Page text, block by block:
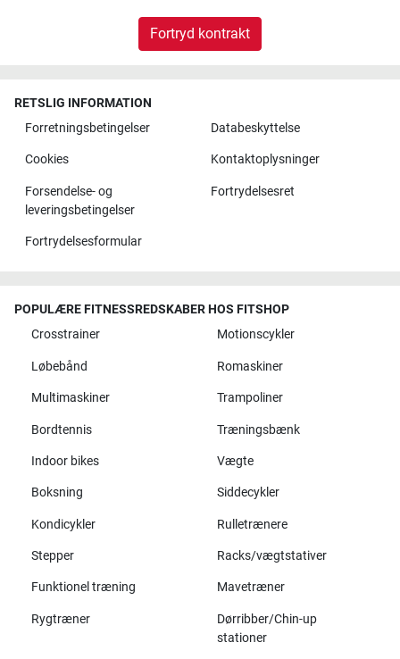
Fortryd kontrakt
RETSLIG INFORMATION
Forretningsbetingelser
Databeskyttelse
Cookies Kontaktoplysninger
Forsendelse- og
leveringsbetingelser
Fortrydelsesret
Fortrydelsesformular
POPULÆRE FITNESSREDSKABER HOS FITSHOP
Crosstrainer
Motionscykler
Løbebånd Romaskiner
Multimaskiner Trampoliner
Bordtennis Træningsbænk
Indoor bikes Vægte
Boksning Siddecykler
Kondicykler Rulletrænere
Stepper Racks/vægtstativer
Funktionel træning Mavetræner
Rygtræner
Dørribber/Chin-up
stationer